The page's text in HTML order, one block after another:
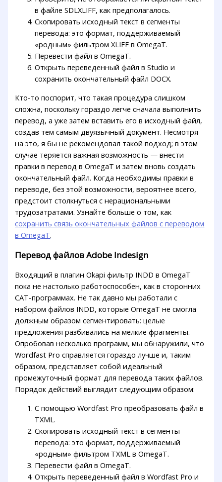
в файле SDLXLIFF, как предполагалось.
Скопировать исходный текст в сегменты
перевода: это формат, поддерживаемый
«родным» фильтром XLIFF в OmegaT.
Перевести файл в OmegaT.
Открыть переведенный файл в Studio и
сохранить окончательный файл DOCX.
Кто-то поспорит, что такая процедура слишком
сложна, поскольку гораздо легче сначала выполнить
перевод, а уже затем вставить его в исходный файл,
создав тем самым двуязычный документ. Несмотря
на это, я бы не рекомендовал такой подход; в этом
случае теряется важная возможность — внести
правки в перевод в OmegaT и затем вновь создать
окончательный файл. Когда необходимы правки в
переводе, без этой возможности, вероятнее всего,
предстоит столкнуться с нерациональными
трудозатратами. Узнайте больше о том, как
сохранить связь окончательных файлов с переводом
в OmegaT.
Перевод файлов Adobe Indesign
Входящий в плагин Okapi фильтр INDD в OmegaT
пока не настолько работоспособен, как в сторонних
CAT-программах. Не так давно мы работали с
набором файлов INDD, которые OmegaT не смогла
должным образом сегментировать: целые
предложения разбивались на мелкие фрагменты.
Опробовав несколько программ, мы обнаружили, что
Wordfast Pro справляется гораздо лучше и, таким
образом, представляет собой идеальный
промежуточный формат для перевода таких файлов.
Порядок действий выглядит следующим образом:
С помощью Wordfast Pro преобразовать файл в
TXML.
Скопировать исходный текст в сегменты
перевода: это формат, поддерживаемый
«родным» фильтром TXML в OmegaT.
Перевести файл в OmegaT.
Открыть переведенный файл в Wordfast Pro и